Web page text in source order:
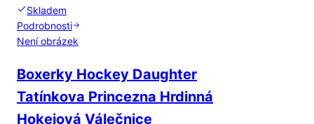
Skladem
Podrobnosti
Není obrázek
Boxerky Hockey Daughter
Tatínkova Princezna Hrdinná
Hokejová Válečnice